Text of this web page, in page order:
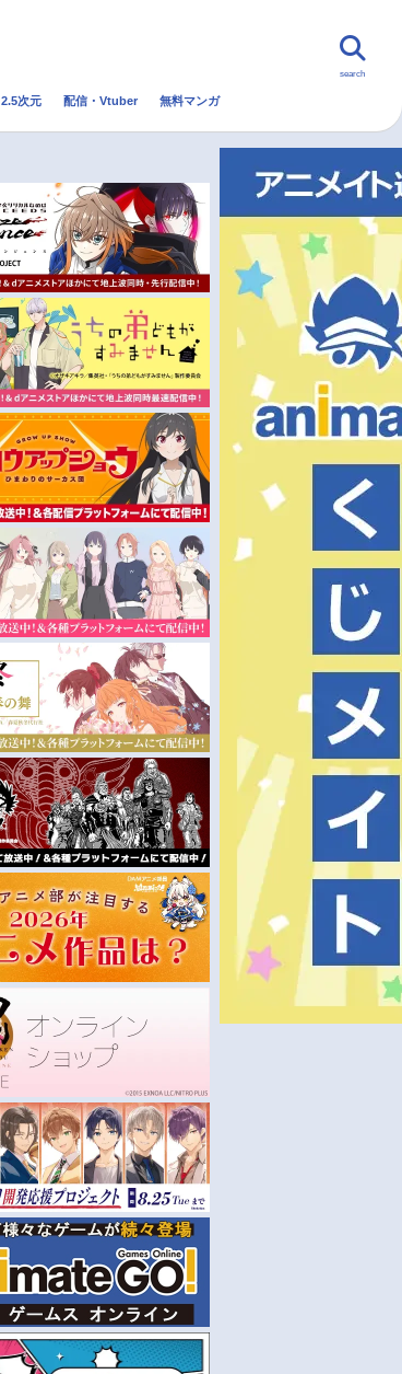
トレンド 無料マンガ
秋アニメ
冬アニメ
search
2.5次元 配信・Vtuber 無料マンガ